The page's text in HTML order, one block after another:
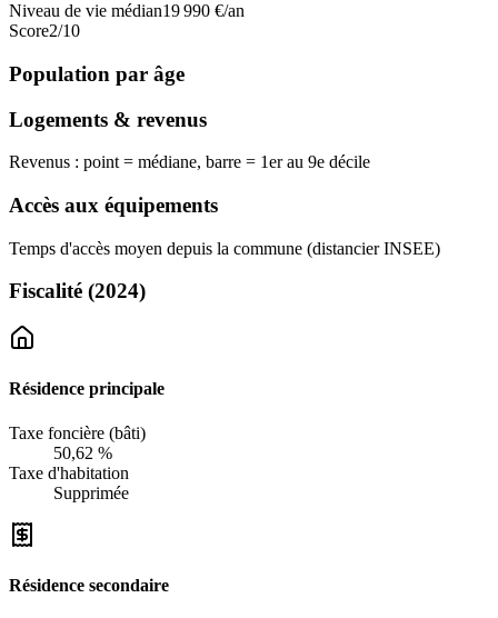
Niveau de vie médian19 990 €/an
Score2/10
Population par âge
Logements & revenus
Revenus : point = médiane, barre = 1er au 9e décile
Accès aux équipements
Temps d'accès moyen depuis la commune (distancier INSEE)
Fiscalité (2024)
Résidence principale
Taxe foncière (bâti)
50,62 %
Taxe d'habitation
Supprimée
Résidence secondaire